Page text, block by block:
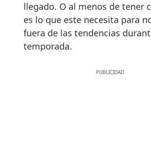
llegado. O al menos de tener
es lo que este necesita para
fuera de las tendencias
temporada.